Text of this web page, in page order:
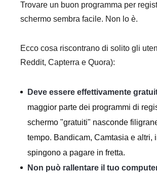
Trovare un buon programma per
schermo sembra facile. Non lo è.
Ecco cosa riscontrano di solito gli
Reddit, Capterra e Quora):
Deve essere effettivamente
maggior parte dei programmi di
schermo "gratuiti" nasconde
tempo. Bandicam, Camtasia e altri,
spingono a pagare in fretta.
Non può rallentare il tuo